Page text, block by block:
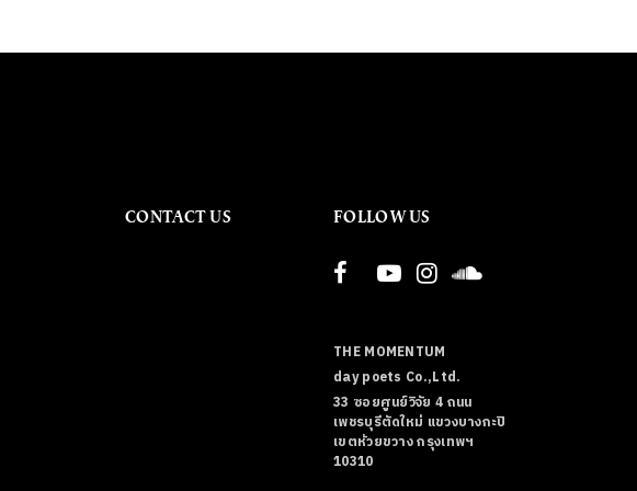
CONTACT US FOLLOW US
THE MOMENTUM
day poets Co.,Ltd.
33 ซอยศูนย์วิจัย 4 ถนน
เพชรบุรีตัดใหม่ แขวงบางกะปิ
เขตห้วยขวาง กรุงเทพฯ
10310